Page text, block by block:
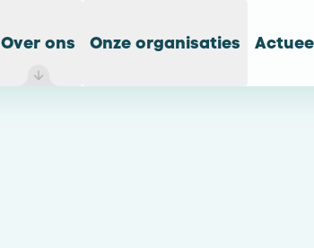
Over ons Onze organisaties